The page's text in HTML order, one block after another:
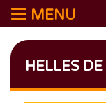
MENU
HELLES